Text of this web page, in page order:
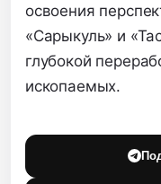
освоения
«Сарыкуль» и
глубокой
ископаемых.